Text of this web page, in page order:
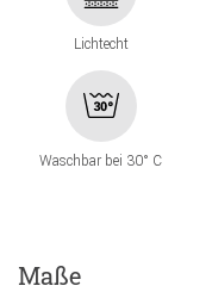
Lichtecht
Waschbar bei 30° C
Maße